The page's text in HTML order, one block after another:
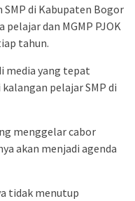
SMP di Kabupaten Bogor
dan MGMP PJOK
tahun.
media yang tepat
pelajar SMP di
menggelar cabor
akan menjadi agenda
tidak menutup